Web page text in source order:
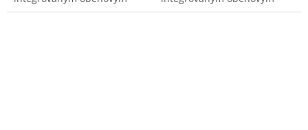
čerpadlem a dosahuje
čerpadlem a dosahuje